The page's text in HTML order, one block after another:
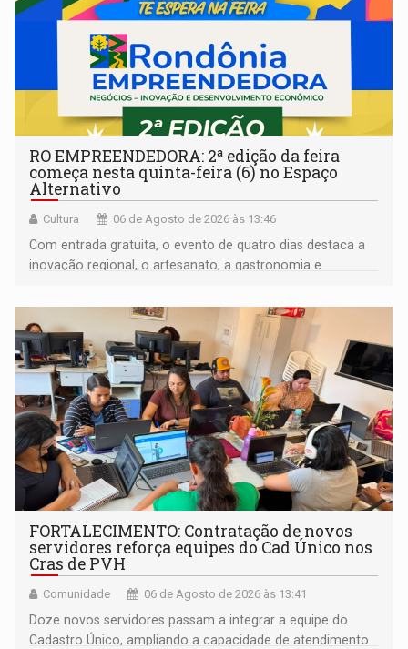
RO EMPREENDEDORA: 2ª edição da feira
começa nesta quinta-feira (6) no Espaço
Alternativo
Cultura 06 de Agosto de 2026 às 13:46
Com entrada gratuita, o evento de quatro dias destaca a
inovação regional, o artesanato, a gastronomia e
FORTALECIMENTO: Contratação de novos
servidores reforça equipes do Cad Único nos
Cras de PVH
Comunidade 06 de Agosto de 2026 às 13:41
Doze novos servidores passam a integrar a equipe do
Cadastro Único, ampliando a capacidade de atendimento